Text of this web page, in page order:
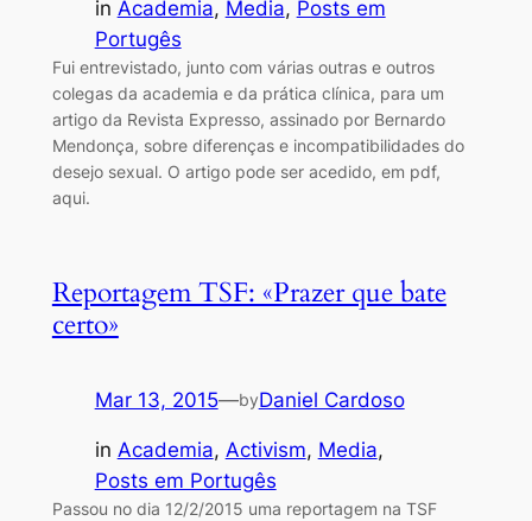
in Academia, Media, Posts em
Portugês
Fui entrevistado, junto com várias outras e outros
colegas da academia e da prática clínica, para um
artigo da Revista Expresso, assinado por Bernardo
Mendonça, sobre diferenças e incompatibilidades do
desejo sexual. O artigo pode ser acedido, em pdf,
aqui.
Reportagem TSF: «Prazer que bate
certo»
Mar 13, 2015—byDaniel Cardoso
in Academia, Activism, Media
Posts em Portugês
Passou no dia 12/2/2015 uma reportagem na TSF